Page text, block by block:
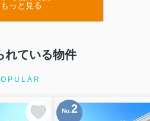
っと見る
れている物件
No. 2